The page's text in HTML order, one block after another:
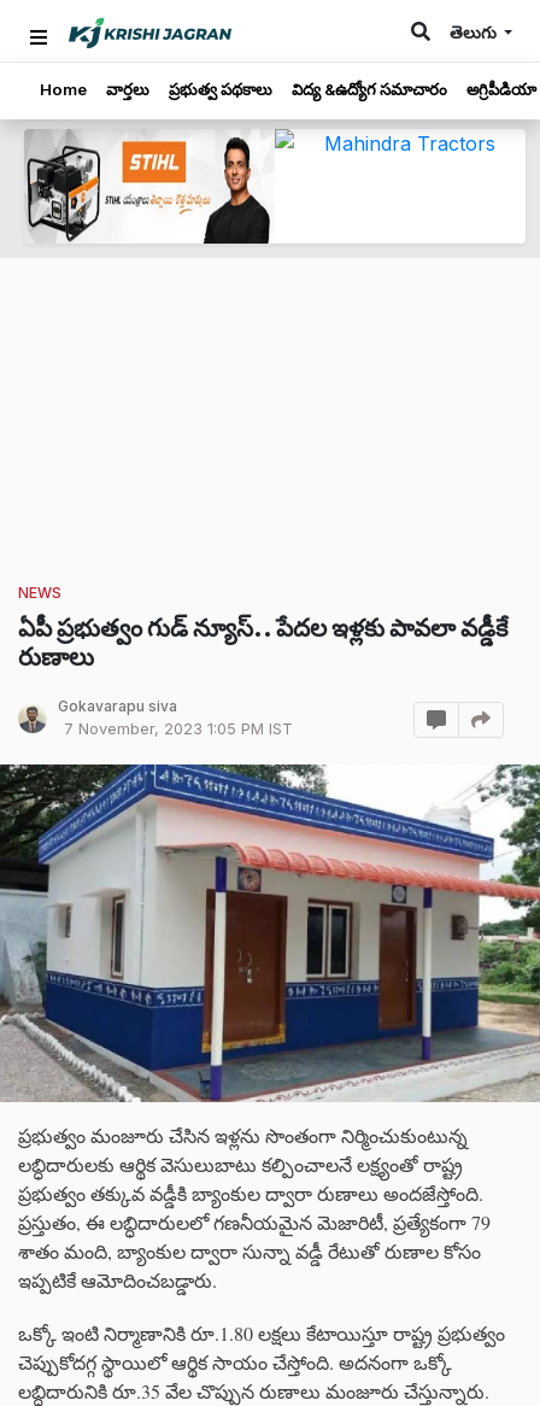
తెలుగు
Home వార్తలు ప్రభుత్వ పథకాలు విద్య &ఉద్యోగ సమాచారం అగ్రిపీడియా
NEWS
ఏపీ ప్రభుత్వం గుడ్ న్యూస్.. పేదల ఇళ్లకు పావలా వడ్డీకే
రుణాలు
Gokavarapu siva
7 November, 2023 1:05 PM IST
ప్రభుత్వం మంజూరు చేసిన ఇళ్లను సొంతంగా నిర్మించుకుంటున్న
లబ్ధిదారులకు ఆర్థిక వెసులుబాటు కల్పించాలనే లక్ష్యంతో రాష్ట్ర
ప్రభుత్వం తక్కువ వడ్డీకి బ్యాంకుల ద్వారా రుణాలు అందజేస్తోంది.
ప్రస్తుతం, ఈ లబ్ధిదారులలో గణనీయమైన మెజారిటీ, ప్రత్యేకంగా 79
శాతం మంది, బ్యాంకుల ద్వారా సున్నా వడ్డీ రేటుతో రుణాల కోసం
ఇప్పటికే ఆమోదించబడ్డారు.
ఒక్కో ఇంటి నిర్మాణానికి రూ.1.80 లక్షలు కేటాయిస్తూ రాష్ట్ర ప్రభుత్వం
చెప్పుకోదగ్గ స్థాయిలో ఆర్థిక సాయం చేస్తోంది. అదనంగా ఒక్కో
లబ్ధిదారునికి రూ.35 వేల చొప్పున రుణాలు మంజూరు చేస్తున్నారు.